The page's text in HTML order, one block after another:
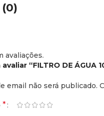
(0)
avaliações.
“FILTRO DE ÁGUA
email não será publicado.
*